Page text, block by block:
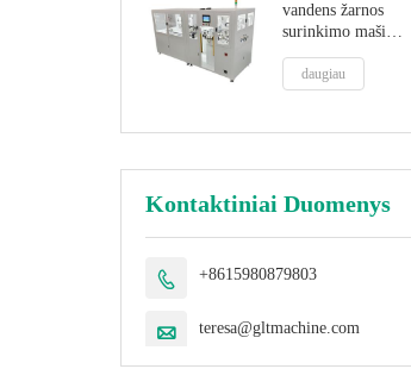
vandens žarnos
surinkimo mašina
žarnos pynimo
mašina vamzdžių
tvirtinimas
daugiau
Kontaktiniai Duomenys
 +8615980879803
 teresa@gltmachine.com